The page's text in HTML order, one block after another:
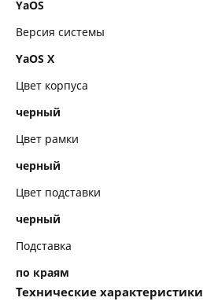
YaOS
Версия системы
YaOS X
Цвет корпуса
черный
Цвет рамки
черный
Цвет подставки
черный
Подставка
по краям
Технические характеристики